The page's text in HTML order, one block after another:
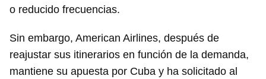
o reducido frecuencias.
Sin embargo, American Airlines, después de
reajustar sus itinerarios en función de la demanda,
mantiene su apuesta por Cuba y ha solicitado al